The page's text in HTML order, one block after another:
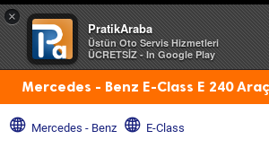
×
PratikAraba
Üstün Oto Servis Hizmetleri
ÜCRETSİZ - In Google Play
Mercedes - Benz E-Class E 240 Araç
Mercedes - Benz E-Class